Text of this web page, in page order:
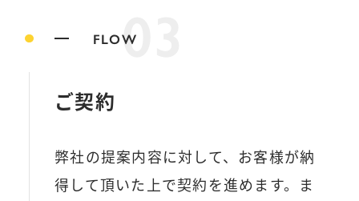
FLOW
03
ご契約
弊社の提案内容に対して、お客様が納
得して頂いた上で契約を進めます。ま